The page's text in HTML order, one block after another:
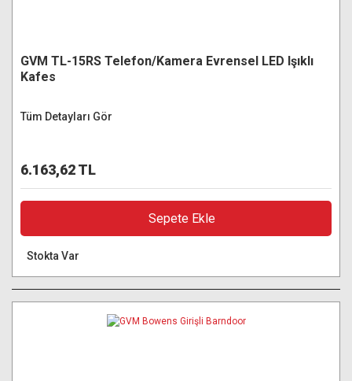
GVM TL-15RS Telefon/Kamera Evrensel LED Işıklı
Kafes
Tüm Detayları Gör
6.163,62 TL
Sepete Ekle
Stokta Var